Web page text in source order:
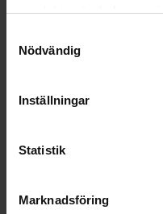
samlat in när du har
Nödvändig
Inställningar
Statistik
Marknadsföring
Toslink > Toslink
DIN]